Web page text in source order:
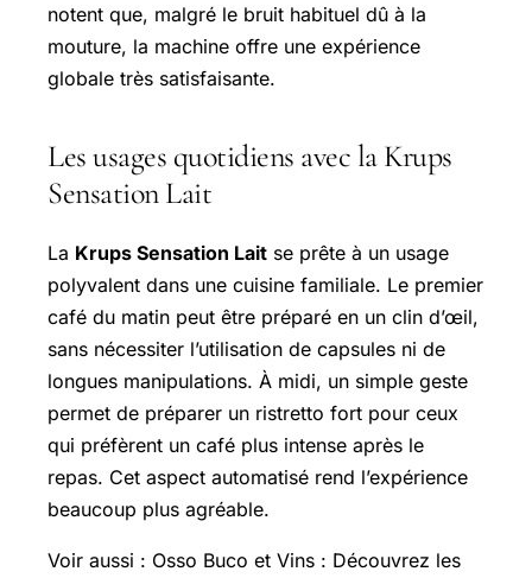
notent que, malgré le bruit habituel dû à la
mouture, la machine offre une expérience
globale très satisfaisante.
Les usages quotidiens avec la Krups
Sensation Lait
La Krups Sensation Lait se prête à un usage
polyvalent dans une cuisine familiale. Le premier
café du matin peut être préparé en un clin d’œil,
sans nécessiter l’utilisation de capsules ni de
longues manipulations. À midi, un simple geste
permet de préparer un ristretto fort pour ceux
qui préfèrent un café plus intense après le
repas. Cet aspect automatisé rend l’expérience
beaucoup plus agréable.
Voir aussi : Osso Buco et Vins : Découvrez les